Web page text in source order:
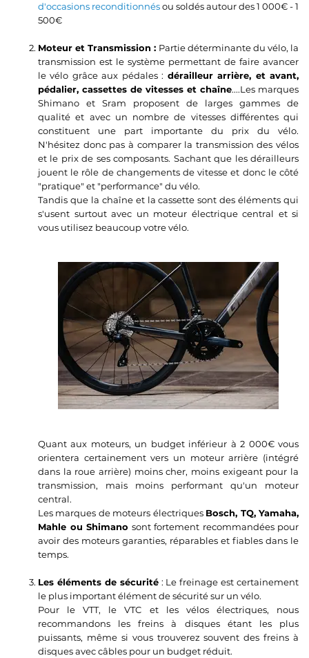
d'occasions reconditionnésou soldés autour des 1 000€ - 1
500€
Moteur et Transmission : Partie déterminante du vélo, la
transmission est le système permettant de faire avancer
le vélo grâce aux pédales : dérailleur arrière, et avant,
pédalier, cassettes de vitesses et chaîne....Les marques
Shimano et Sram proposent de larges gammes de
qualité et avec un nombre de vitesses différentes qui
constituent une part importante du prix du vélo.
N'hésitez donc pas à comparer la transmission des vélos
et le prix de ses composants. Sachant que les dérailleurs
jouent le rôle de changements de vitesse et donc le côté
"pratique" et "performance" du vélo.
Tandis que la chaîne et la cassette sont des éléments qui
s'usent surtout avec un moteur électrique central et si
vous utilisez beaucoup votre vélo.
Quant aux moteurs, un budget inférieur à 2 000€ vous
orientera certainement vers un moteur arrière (intégré
dans la roue arrière) moins cher, moins exigeant pour la
transmission, mais moins performant qu'un moteur
central.
Les marques de moteurs électriques Bosch, TQ, Yamaha,
Mahle ou Shimano sont fortement recommandées pour
avoir des moteurs garanties, réparables et fiables dans le
temps.
Les éléments de sécurité: Le freinage est certainement
le plus important élément de sécurité sur un vélo.
Pour le VTT, le VTC et les vélos électriques, nous
recommandons les freins à disques étant les plus
puissants, même si vous trouverez souvent des freins à
disques avec câbles pour un budget réduit.